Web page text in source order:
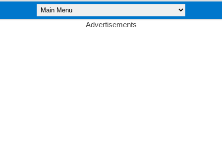
Advertisements